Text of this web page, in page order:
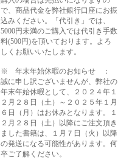
で、商品代金を弊社銀行口座にお振
込みください。「代引き」では、
5000円未満のご購入では代引き手数
料(500円)を頂いております。よろ
しくお願いいたします。
※ 年末年始休暇のお知らせ ：
誠に申し訳ございませんが、弊社の
年末年始休暇として、２０２４年１
２月２８日（土）～２０２５年１月
６日（月）はお休みとなります。１
２月２８日（土）以降にご注文頂き
ました書籍は、１月７日（火）以降
の発送になる可能性があります。何
卒ご了解ください。